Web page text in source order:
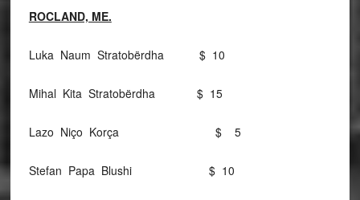
ROCLAND, ME.
Luka Naum Stratobërdha $ 10
Mihal Kita Stratobërdha $ 15
Lazo Niço Korça $ 5
Stefan Papa Blushi $ 10